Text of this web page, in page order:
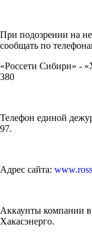
При подозрении на
сообщать по
«Россети Сибири» -
380
Телефон единой
97.
Адрес сайта:
Аккаунты компании
Хакасэнерго.